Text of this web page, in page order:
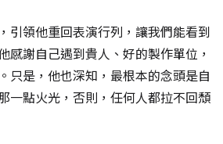
引領他重回表演行列，讓我們能看到
感謝自己遇到貴人、好的製作單位，
只是，他也深知，最根本的念頭是自
一點火光，否則，任何人都拉不回頹